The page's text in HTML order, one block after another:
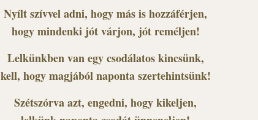
Nyílt szívvel adni, hogy más is hozzáférjen,
hogy mindenki jót várjon, jót reméljen!
Lelkünkben van egy csodálatos kincsünk,
kell, hogy magjából naponta szertehintsünk!
Szétszórva azt, engedni, hogy kikeljen,